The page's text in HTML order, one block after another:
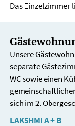
Das Einzelzimmer
Unsere
separate
WC sowie einen
sich im 2.
LAKSHMI A + B